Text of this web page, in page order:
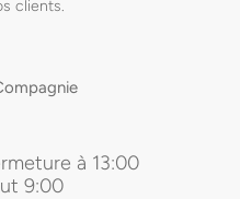
clients.
à 13:00
9:00